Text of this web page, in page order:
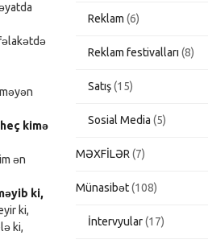
kimə
ən
ki,
ki,
ki,
Reklam (6)
Reklam festivalları (8)
Satış(15)
Sosial Media (5)
MƏXFİLƏR (7)
Münasibət(108)
İntervyular(17)